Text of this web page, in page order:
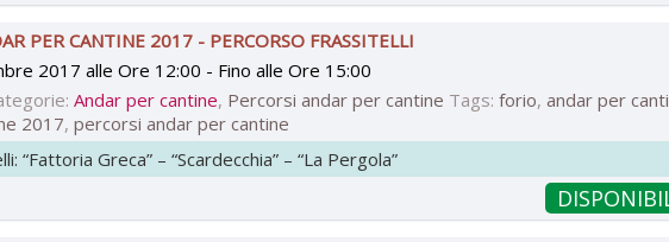
PER CANTINE 2017 - PERCORSO FRASSITELLI
2017 alle Ore 12:00 - Finoalle Ore 15:00
Andar per cantine, Percorsi andar per cantine Tags:forio,andar per
2017,percorsi andar per cantine
Greca” – “Scardecchia” – “La Pergola”